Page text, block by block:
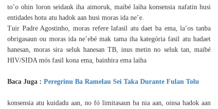
to’o ohin loron seidauk iha aimoruk, maibé laiha konsensia nafatin husi
entidades hotu atu hadok aan husi moras ida ne’e.
Tuir Padre Agostinho, moras refere lafasil atu daet ba ema, la’os tanba
obrigasaun ou moras ida ne’ebé mak tama iha kategória fasil atu hadaet
hanesan, moras sira seluk hanesan TB, inus metin no seluk tan, maibé
HIV/SIDA mós fasil kona ema, bainhira ema laiha
Baca Juga : Peregrinu Ba Ramelau Sei Taka Durante Fulan Tolu
konsensia atu kuidadu aan, no fó limitasaun ba nia aan, oinsa hadok aan